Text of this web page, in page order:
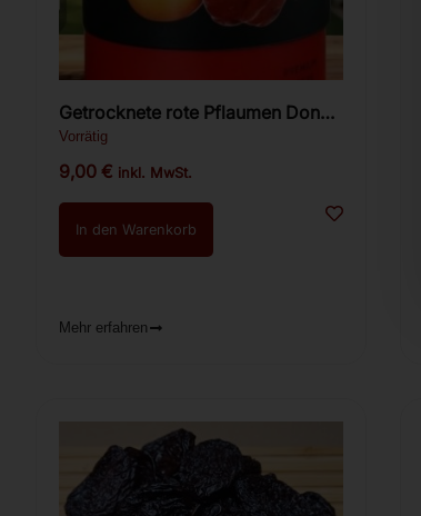
Getrocknete rote Pflaumen Donos
Vorrätig
9,00 € inkl. MwSt.
In den Warenkorb
Mehr erfahren